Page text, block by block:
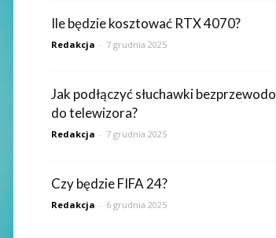
Ile będzie kosztować RTX 4070?
Redakcja - 7 grudnia 2025
Jak podłączyć słuchawki
do telewizora?
Redakcja - 7 grudnia 2025
Czy będzie FIFA 24?
Redakcja - 6 grudnia 2025